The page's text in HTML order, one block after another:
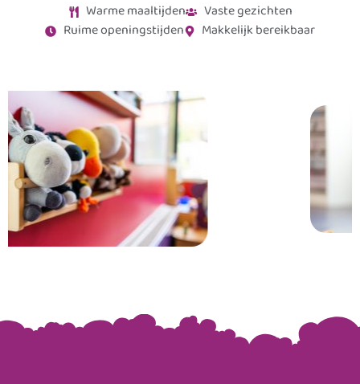
Warme maaltijden
Vaste gezichten
Ruime openingstijden
Makkelijk bereikbaar